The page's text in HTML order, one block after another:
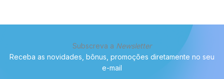
Subscreva a Newsletter
Receba as novidades, bônus, promoções diretamente no seu
e-mail